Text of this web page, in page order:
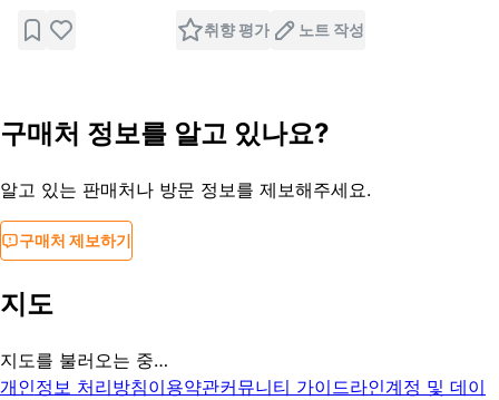
취향 평가 노트 작성
구매처 정보를 알고 있나요?
알고 있는 판매처나 방문 정보를 제보해주세요.
구매처 제보하기
지도
지도를 불러오는 중…
개인정보 처리방침이용약관커뮤니티 가이드라인계정 및 데이